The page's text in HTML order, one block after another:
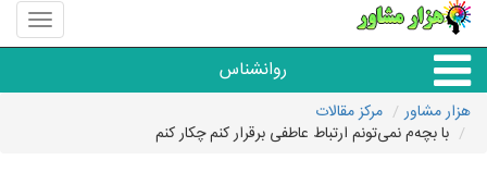
منوی
سایت
مشاور
روانشناس
همه مراکز روانشناسی
هزار مشاور
مرکز مقالات
با بچه‌م نمی‌تونم ارتباط عاطفی برقرار کنم چکار کنم